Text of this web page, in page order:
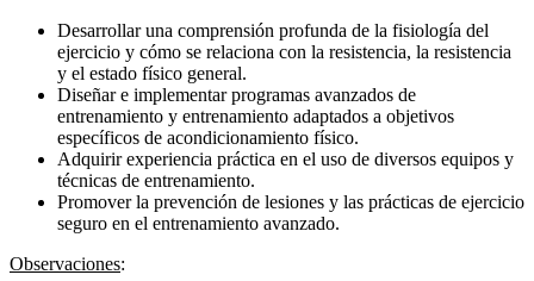
Desarrollar una comprensión profunda de la fisiología del
ejercicio y cómo se relaciona con la resistencia, la resistencia
y el estado físico general.
Diseñar e implementar programas avanzados de
entrenamiento y entrenamiento adaptados a objetivos
específicos de acondicionamiento físico.
Adquirir experiencia práctica en el uso de diversos equipos y
técnicas de entrenamiento.
Promover la prevención de lesiones y las prácticas de ejercicio
seguro en el entrenamiento avanzado.
Observaciones: